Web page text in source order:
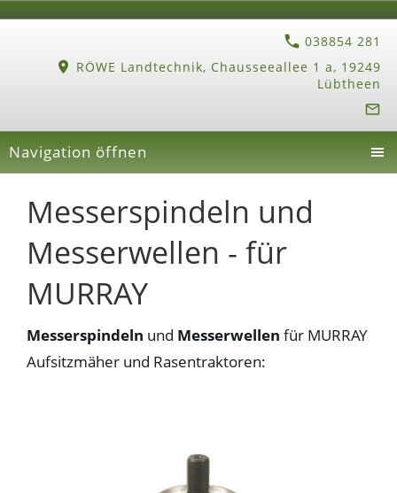
038854 281
RÖWE Landtechnik, Chausseeallee 1 a, 19249
Lübtheen
Navigation öffnen
Messerspindeln und
Messerwellen - für
MURRAY
Messerspindeln und Messerwellen für MURRAY
Aufsitzmäher und Rasentraktoren: